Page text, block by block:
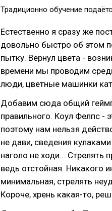
Традиционно обучение
Естественно я сразу же
довольно быстро об этом
пытку. Вернул цвета -
времени мы проводим
люди, цветные машинки
Добавим сюда общий
правильного. Коул Фелпс -
поэтому нам нельзя
не дави, сведения
наголо не ходи... Стрелять
ведь отстойная. Никакого
минимальная, стрелять
Короче, хрень какая-то,